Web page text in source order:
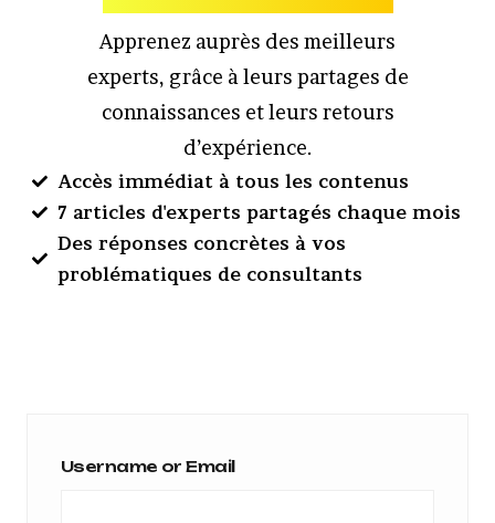
Apprenez auprès des meilleurs
experts, grâce à leurs partages de
connaissances et leurs retours
d’expérience.
Accès immédiat à tous les contenus
7 articles d'experts partagés chaque mois
Des réponses concrètes à vos
problématiques de consultants
Username or Email